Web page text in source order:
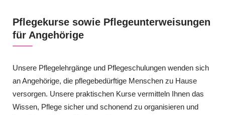
Pflegekurse sowie Pflegeunterweisungen
für Angehörige
Unsere Pflegelehrgänge und Pflegeschulungen wenden sich
an Angehörige, die pflegebedürftige Menschen zu Hause
versorgen. Unsere praktischen Kurse vermitteln Ihnen das
Wissen, Pflege sicher und schonend zu organisieren und